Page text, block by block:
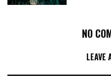
NO
LEAVE